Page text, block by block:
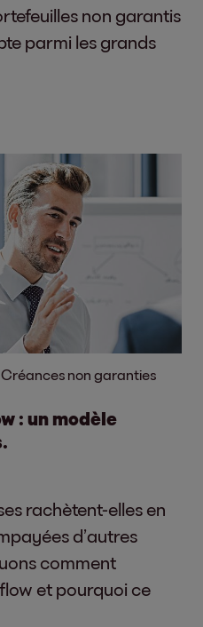
non garantis
parmi les grands
Créances non garanties
: un modèle
rachètent-elles en
d’autres
comment
et pourquoi ce